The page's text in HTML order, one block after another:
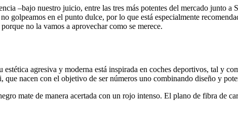
–bajo nuestro juicio, entre las tres más potentes del mercado
golpeamos en el punto dulce, por lo que está especialmente
no la vamos a aprovechar como se merece.
agresiva y moderna está inspirada en coches deportivos, tal y
nacen con el objetivo de ser números uno combinando diseño y
mate de manera acertada con un rojo intenso. El plano de fibra de